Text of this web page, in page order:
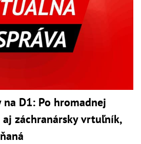
na D1: Po hromadnej
aj záchranársky vrtuľník,